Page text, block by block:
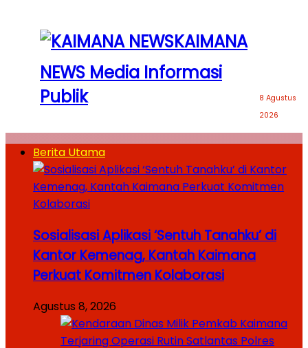
KAIMANA
NEWS Media Informasi
Publik
8 Agustus
2026
Berita Utama
Sosialisasi Aplikasi ‘Sentuh Tanahku’ di
Kantor Kemenag, Kantah Kaimana
Perkuat Komitmen Kolaborasi
Agustus 8, 2026